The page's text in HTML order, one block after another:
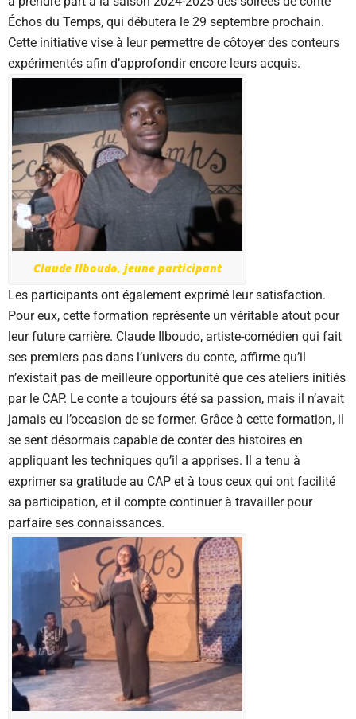
Échos du Temps, qui débutera le 29 septembre prochain.
Cette initiative vise à leur permettre de côtoyer des conteurs
expérimentés afin d’approfondir encore leurs acquis.
Claude Ilboudo, jeune participant
Les participants ont également exprimé leur satisfaction.
Pour eux, cette formation représente un véritable atout pour
leur future carrière. Claude Ilboudo, artiste-comédien qui fait
ses premiers pas dans l’univers du conte, affirme qu’il
n’existait pas de meilleure opportunité que ces ateliers initiés
par le CAP. Le conte a toujours été sa passion, mais il n’avait
jamais eu l’occasion de se former. Grâce à cette formation, il
se sent désormais capable de conter des histoires en
appliquant les techniques qu’il a apprises. Il a tenu à
exprimer sa gratitude au CAP et à tous ceux qui ont facilité
sa participation, et il compte continuer à travailler pour
parfaire ses connaissances.